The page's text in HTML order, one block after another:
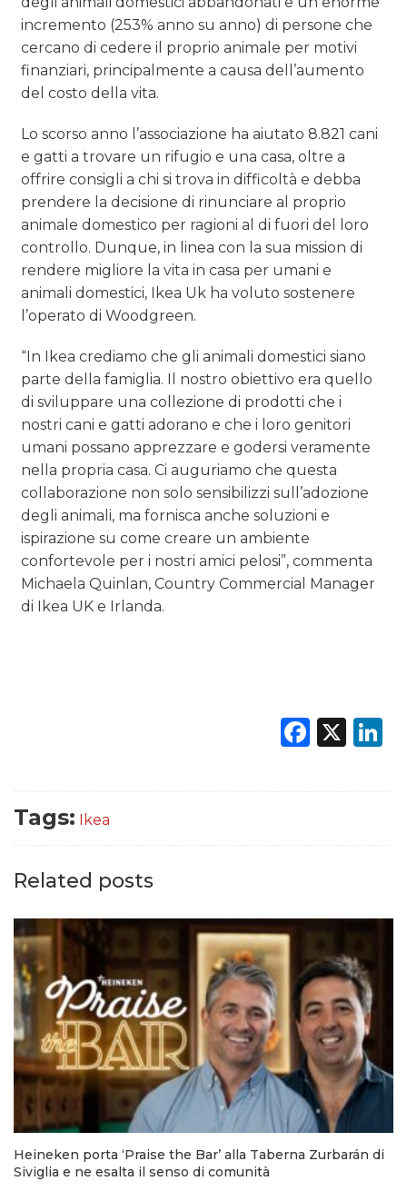
incremento (253% anno su anno) di persone che
cercano di cedere il proprio animale per motivi
finanziari, principalmente a causa dell’aumento
del costo della vita.
Lo scorso anno l’associazione ha aiutato 8.821 cani
e gatti a trovare un rifugio e una casa, oltre a
offrire consigli a chi si trova in difficoltà e debba
prendere la decisione di rinunciare al proprio
animale domestico per ragioni al di fuori del loro
controllo. Dunque, in linea con la sua mission di
rendere migliore la vita in casa per umani e
animali domestici, Ikea Uk ha voluto sostenere
l’operato di Woodgreen.
“In Ikea crediamo che gli animali domestici siano
parte della famiglia. Il nostro obiettivo era quello
di sviluppare una collezione di prodotti che i
nostri cani e gatti adorano e che i loro genitori
umani possano apprezzare e godersi veramente
nella propria casa. Ci auguriamo che questa
collaborazione non solo sensibilizzi sull’adozione
degli animali, ma fornisca anche soluzioni e
ispirazione su come creare un ambiente
confortevole per i nostri amici pelosi”, commenta
Michaela Quinlan, Country Commercial Manager
di Ikea UK e Irlanda.
X
Tags: Ikea
Related posts
Heineken porta ‘Praise the Bar’ alla Taberna Zurbarán di
Siviglia e ne esalta il senso di comunità